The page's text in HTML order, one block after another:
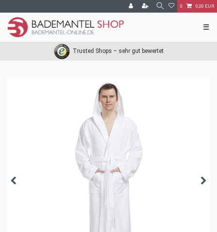
0 0,00 EUR
☰
Trusted Shops – sehr gut bewertet